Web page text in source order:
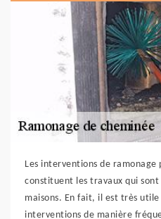
Les interventions de ramonage
constituent les travaux qui sont
maisons. En fait, il est très utile
interventions de manière